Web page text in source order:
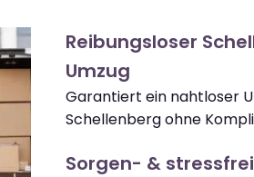
Reibungsloser
Umzug
Garantiert ein nahtloser
Schellenberg ohne
Sorgen- & stressfrei